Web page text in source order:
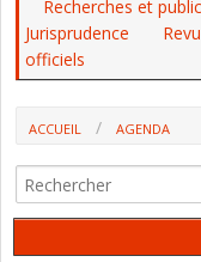
Recherches et
Jurisprudence
officiels
ACCUEIL AGENDA